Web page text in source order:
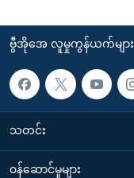
ဗွီအိုအေ လူမှုကွန်ယက်များ
သတင်း
၀န်ဆောင်မှုများ